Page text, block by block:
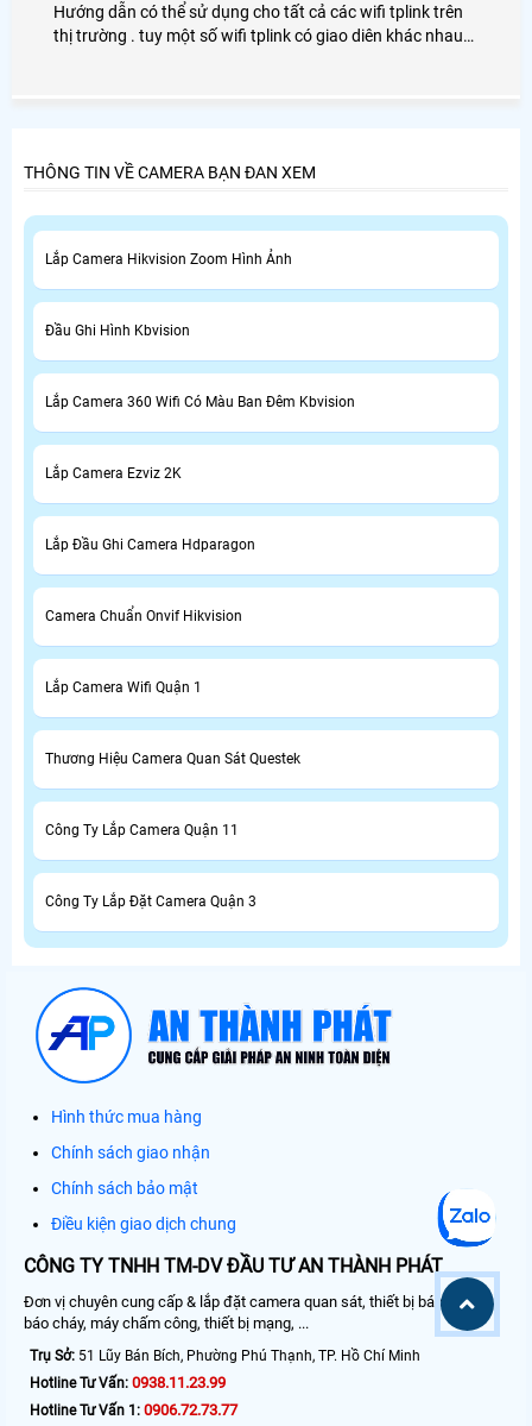
Hướng dẫn có thể sử dụng cho tất cả các wifi tplink trên
thị trường . tuy một số wifi tplink có giao diên khác nhau
THÔNG TIN VỀ CAMERA BẠN ĐAN XEM
Lắp Camera Hikvision Zoom Hình Ảnh
Đầu Ghi Hình Kbvision
Lắp Camera 360 Wifi Có Màu Ban Đêm Kbvision
Lắp Camera Ezviz 2K
Lắp Đầu Ghi Camera Hdparagon
Camera Chuẩn Onvif Hikvision
Lắp Camera Wifi Quận 1
Thương Hiệu Camera Quan Sát Questek
Công Ty Lắp Camera Quận 11
Công Ty Lắp Đặt Camera Quận 3
Hình thức mua hàng
Chính sách giao nhận
Chính sách bảo mật
Điều kiện giao dịch chung
CÔNG TY TNHH TM-DV ĐẦU TƯ AN THÀNH PHÁT
Đơn vị chuyên cung cấp & lắp đặt camera quan sát, thiết bị báo động,
báo cháy, máy chấm công, thiết bị mạng, ...
Trụ Sở: 51 Lũy Bán Bích, Phường Phú Thạnh, TP. Hồ Chí Minh
Hotline Tư Vấn: 0938.11.23.99
Hotline Tư Vấn 1: 0906.72.73.77